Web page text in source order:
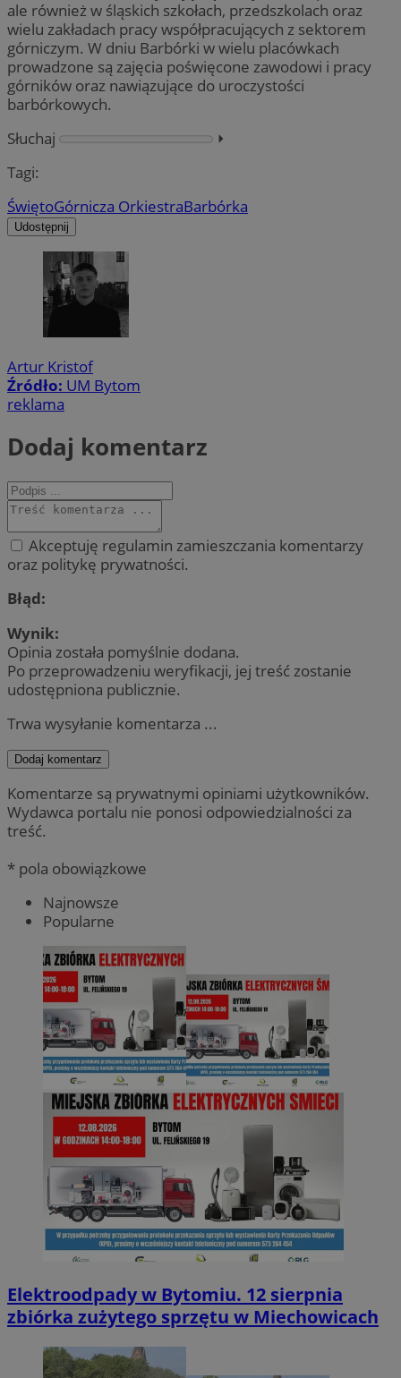
ale również w śląskich szkołach, przedszkolach oraz
wielu zakładach pracy współpracujących z sektorem
górniczym. W dniu Barbórki w wielu placówkach
prowadzone są zajęcia poświęcone zawodowi i pracy
górników oraz nawiązujące do uroczystości
barbórkowych.
Słuchaj
⏵︎
Tagi:
ŚwiętoGórnicza OrkiestraBarbórka
Udostępnij
Artur Kristof
Źródło: UM Bytom
reklama
Dodaj komentarz
Akceptuję regulamin zamieszczania komentarzy
oraz politykę prywatności.
Błąd:
Wynik:
Opinia została pomyślnie dodana.
Po przeprowadzeniu weryfikacji, jej treść zostanie
udostępniona publicznie.
Trwa wysyłanie komentarza ...
Dodaj komentarz
Komentarze są prywatnymi opiniami użytkowników.
Wydawca portalu nie ponosi odpowiedzialności za
treść.
* pola obowiązkowe
Najnowsze
Popularne
Elektroodpady w Bytomiu. 12 sierpnia
zbiórka zużytego sprzętu w Miechowicach